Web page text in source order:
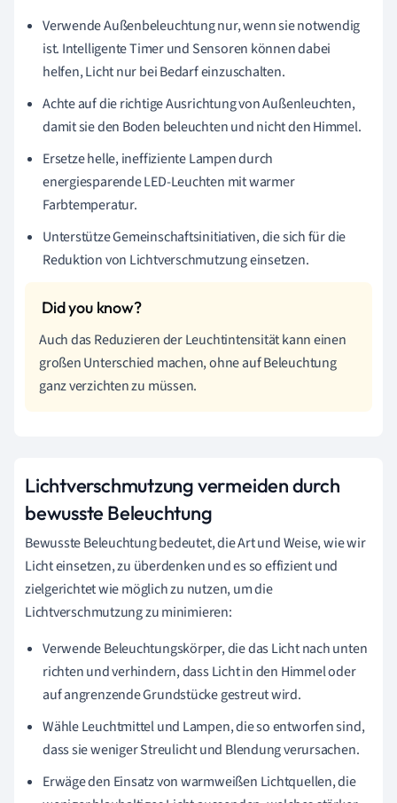
Verwende Außenbeleuchtung nur, wenn sie notwendig
ist. Intelligente Timer und Sensoren können dabei
helfen, Licht nur bei Bedarf einzuschalten.
Achte auf die richtige Ausrichtung von Außenleuchten,
damit sie den Boden beleuchten und nicht den Himmel.
Ersetze helle, ineffiziente Lampen durch
energiesparende LED-Leuchten mit warmer
Farbtemperatur.
Unterstütze Gemeinschaftsinitiativen, die sich für die
Reduktion von Lichtverschmutzung einsetzen.
Auch das Reduzieren der Leuchtintensität kann einen
großen Unterschied machen, ohne auf Beleuchtung
ganz verzichten zu müssen.
Lichtverschmutzung vermeiden durch
bewusste Beleuchtung
Bewusste Beleuchtung bedeutet, die Art und Weise, wie wir
Licht einsetzen, zu überdenken und es so effizient und
zielgerichtet wie möglich zu nutzen, um die
Lichtverschmutzung zu minimieren:
Verwende Beleuchtungskörper, die das Licht nach unten
richten und verhindern, dass Licht in den Himmel oder
auf angrenzende Grundstücke gestreut wird.
Wähle Leuchtmittel und Lampen, die so entworfen sind,
dass sie weniger Streulicht und Blendung verursachen.
Erwäge den Einsatz von warmweißen Lichtquellen, die